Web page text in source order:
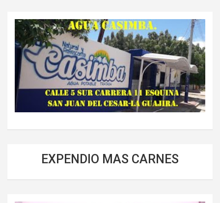
EXPENDIO MAS CARNES